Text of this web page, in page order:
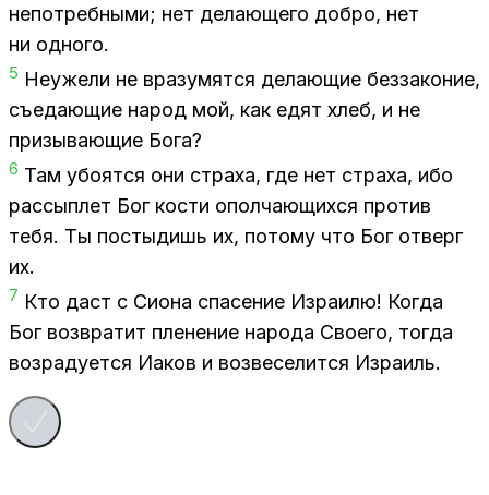
непо­треб­ны­ми; нет де­ла­ю­ще­го доб­ро, нет
ни од­но­го.
5 Неуже­ли не вра­зу­мят­ся де­ла­ю­щие без­за­ко­ние,
съе­да­ю­щие на­род мой, как едят хлеб, и не
при­зы­ва­ю­щие Бога?
6 Там убо­ят­ся они стра­ха, где нет стра­ха, ибо
рас­сып­лет Бог ко­сти опол­ча­ю­щих­ся про­тив
тебя. Ты по­сты­дишь их, по­то­му что Бог от­верг
их.
7 Кто даст с Си­о­на спа­се­ние Из­ра­и­лю! Ко­гда
Бог воз­вра­тит пле­не­ние на­ро­да Сво­е­го, то­гда
воз­ра­ду­ет­ся Иа­ков и воз­ве­се­лит­ся Из­ра­иль.